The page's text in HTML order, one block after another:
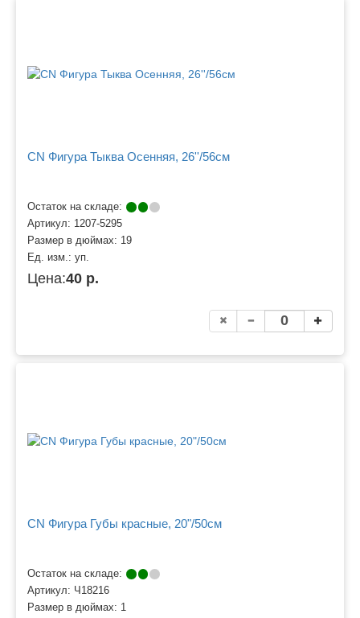
CN Фигура Тыква Осенняя, 26''/56см
Остаток на складе:
Артикул: 1207-5295
Размер в дюймах: 19
Ед. изм.: уп.
Цена:40 р.
CN Фигура Губы красные, 20"/50см
Остаток на складе:
Артикул: Ч18216
Размер в дюймах: 1